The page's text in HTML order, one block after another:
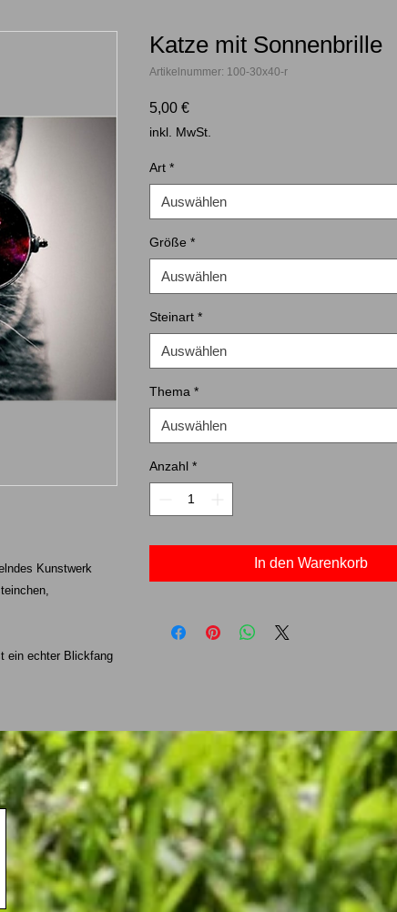
Kunstwerk
ein echter Blickfang
Katze mit Sonnenbrille
Artikelnummer: 100-30x40-r
5,00 €Preis
inkl. MwSt.
Art *
Auswählen
Größe *
Auswählen
Steinart *
Auswählen
Thema *
Auswählen
Anzahl *
In den Warenkorb